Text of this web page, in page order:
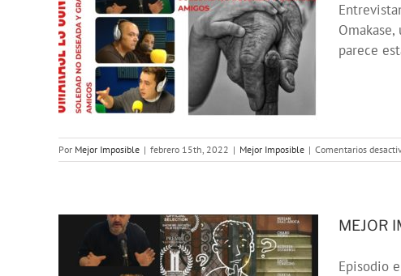
parece
Por Mejor Imposible | febrero 15th, 2022 | Mejor Imposible | Comentarios
MEJOR
Episodio